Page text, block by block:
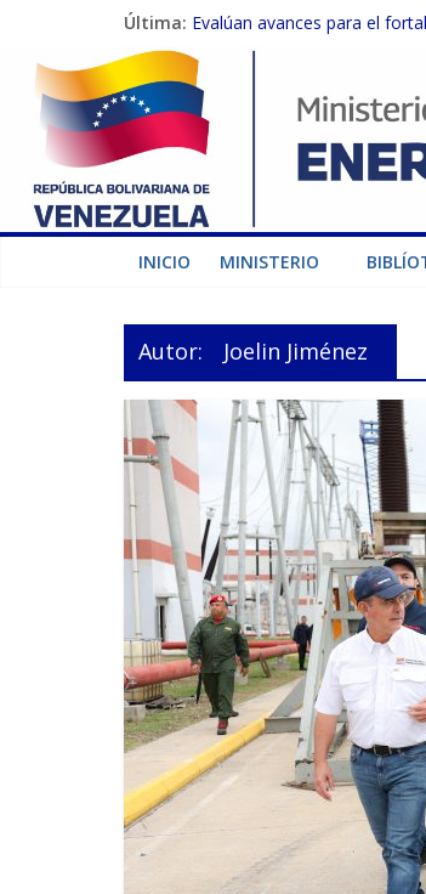
Última: Evalúan avances para el
Inspeccionan trabajos de
Gobierno Nacional activa
Termocarabobo recupera el
Condecoran a trabajadores
INICIO MINISTERIO
Autor: Joelin Jiménez